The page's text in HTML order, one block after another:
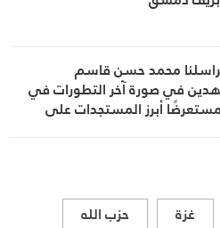
محمد حسن قاسم
في صورة آخر التطورات في
مستعرضًا أبرز المستجدات على
الداخلي والإقليمي
غزة
حزب الله